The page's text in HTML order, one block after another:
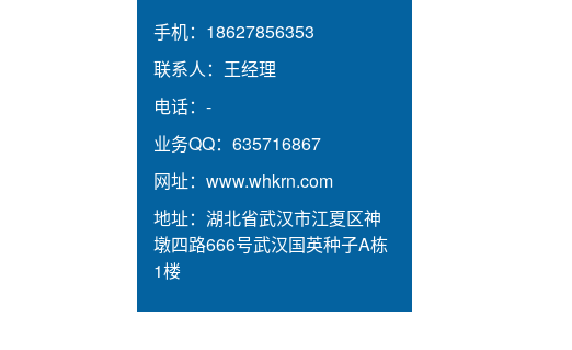
手机： 18627856353
联系人： 王经理
电话： -
业务QQ： 635716867
网址： www.whkrn.com
地址： 湖北省武汉市江夏区神
墩四路666号武汉国英种子A栋
1楼